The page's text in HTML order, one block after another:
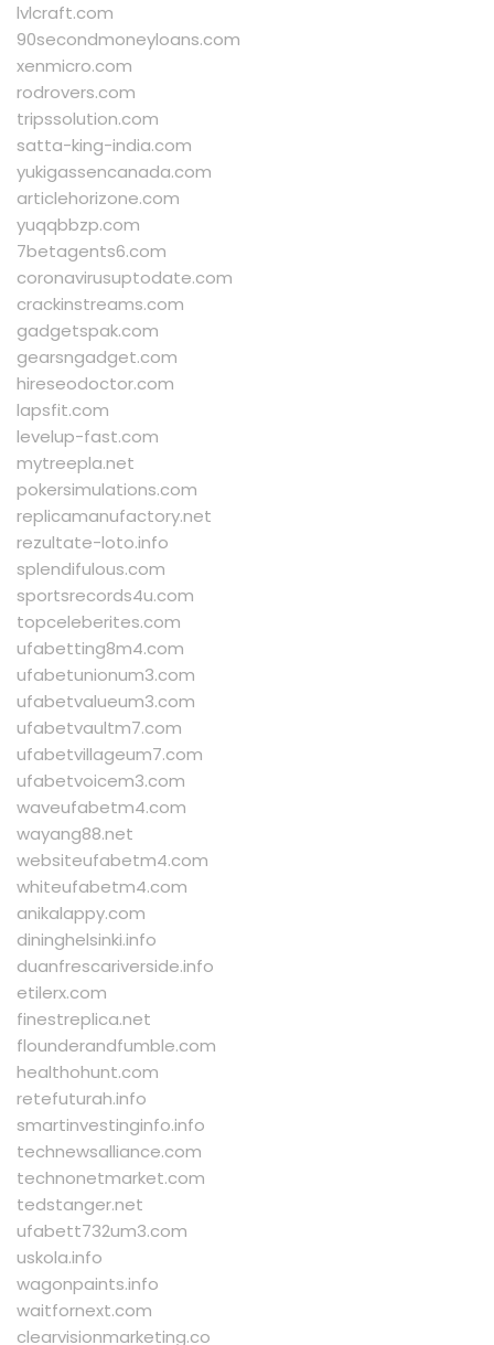
lvlcraft.com
90secondmoneyloans.com
xenmicro.com
rodrovers.com
tripssolution.com
satta-king-india.com
yukigassencanada.com
articlehorizone.com
yuqqbbzp.com
7betagents6.com
coronavirusuptodate.com
crackinstreams.com
gadgetspak.com
gearsngadget.com
hireseodoctor.com
lapsfit.com
levelup-fast.com
mytreepla.net
pokersimulations.com
replicamanufactory.net
rezultate-loto.info
splendifulous.com
sportsrecords4u.com
topceleberites.com
ufabetting8m4.com
ufabetunionum3.com
ufabetvalueum3.com
ufabetvaultm7.com
ufabetvillageum7.com
ufabetvoicem3.com
waveufabetm4.com
wayang88.net
websiteufabetm4.com
whiteufabetm4.com
anikalappy.com
dininghelsinki.info
duanfrescariverside.info
etilerx.com
finestreplica.net
flounderandfumble.com
healthohunt.com
retefuturah.info
smartinvestinginfo.info
technewsalliance.com
technonetmarket.com
tedstanger.net
ufabett732um3.com
uskola.info
wagonpaints.info
waitfornext.com
clearvisionmarketing.co